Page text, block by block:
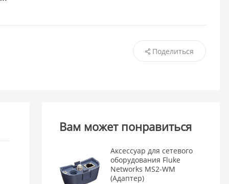
Поделиться
Вам может понравиться
Аксессуар для сетевого
оборудования Fluke
Networks MS2-WM
(Адаптер)